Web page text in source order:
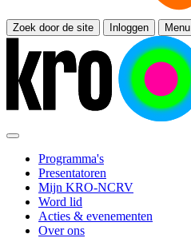
Zoek door de site Inloggen Menu
Programma's
Presentatoren
Mijn KRO-NCRV
Word lid
Acties & evenementen
Over ons